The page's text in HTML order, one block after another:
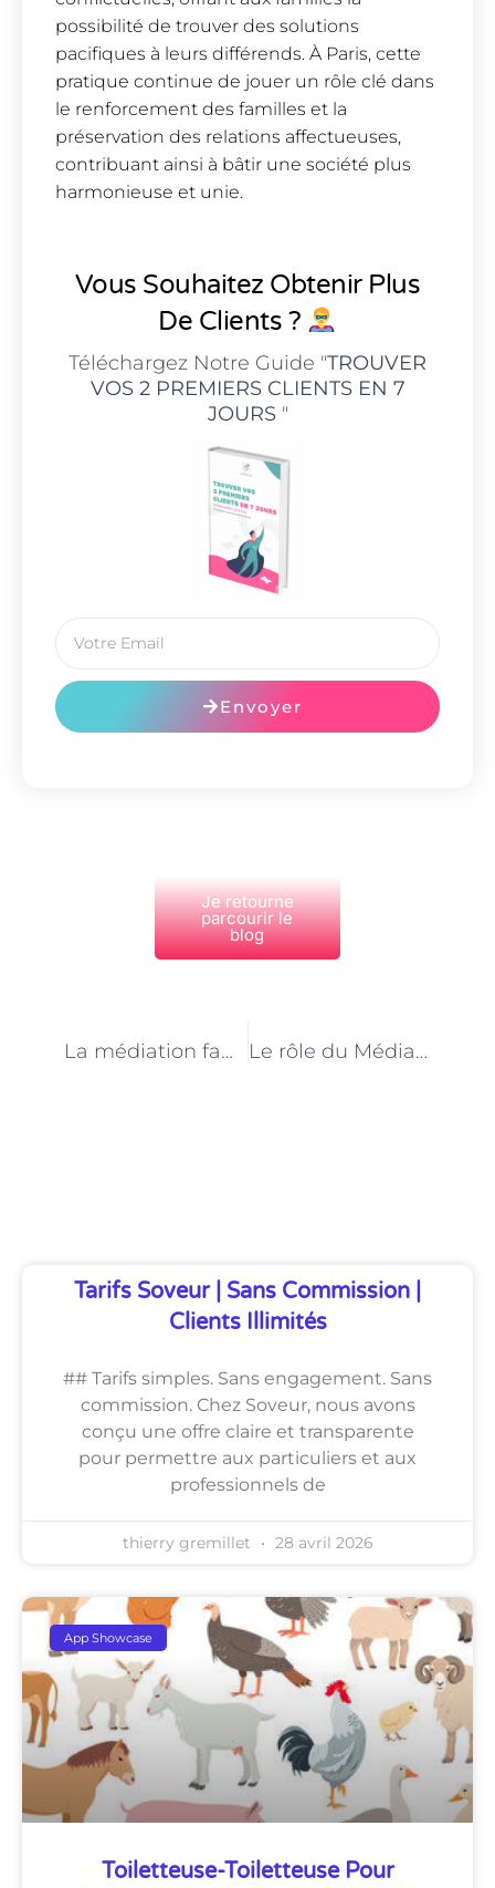
possibilité de trouver des solutions
pacifiques à leurs différends. À Paris, cette
pratique continue de jouer un rôle clé dans
le renforcement des familles et la
préservation des relations affectueuses,
contribuant ainsi à bâtir une société plus
harmonieuse et unie.
Vous Souhaitez Obtenir Plus
De Clients ?
Téléchargez Notre Guide "TROUVER
VOS 2 PREMIERS CLIENTS EN 7
JOURS"
Envoyer
Je retourne
parcourir le
blog
La médiation familiale à Paris : un accompagnement sur mesure pour les familles Le rôle du Médiateur familial à Paris dans la résolution des conflits intergénérationnels
Tarifs Soveur | Sans Commission |
Clients Illimités
## Tarifs simples. Sans engagement. Sans
commission. Chez Soveur, nous avons
conçu une offre claire et transparente
pour permettre aux particuliers et aux
professionnels de
thierry gremillet 28 avril 2026
App Showcase
Toiletteuse-Toiletteuse Pour